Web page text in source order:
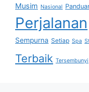
Musim Nasional
Perjalanan
Sempurna Setiap Spa
Terbaik Tersembunyi